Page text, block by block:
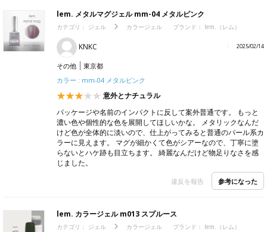
lem. メタルマグジェル mm-04 メタルピンク
カテゴリ： ジェル カラージェル ブランド： lem.（レム）
KNKC 2025/02/14
その他
東京都
カラー : mm-04 メタルピンク
意外とナチュラル
パッケージや名前のインパクトに反して案外普通です。 もっと
濃い色や個性的な色を展開してほしいかな。 メタリックなんだ
けど色が全体的に淡いので、仕上がってみると普通のパール系カ
ラーに見えます。 マグが細かくて色がシアーなので、丁寧に塗
らないとハケ跡も目立ちます。 綺麗なんだけど物足りなさを感
じました。
違反を報告 参考になった
lem. カラージェル m013 スプルース
カテゴリ： ジェル カラージェル ブランド： lem.（レム）